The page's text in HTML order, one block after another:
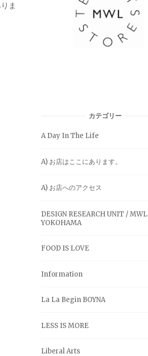
ま
カテゴリー
A Day In The Life
A) お店はここにあります。
A) お店へのアクセス
DESIGN RESEARCH UNIT / MWL
YOKOHAMA
FOOD IS LOVE
Information
La La Begin BOYNA
LESS IS MORE
Liberal Arts